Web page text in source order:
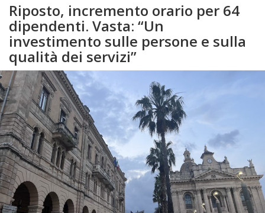
Riposto, incremento orario per 64
dipendenti. Vasta: “Un
investimento sulle persone e sulla
qualità dei servizi”